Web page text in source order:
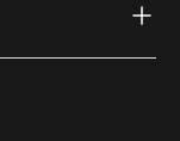
link) link)
(external